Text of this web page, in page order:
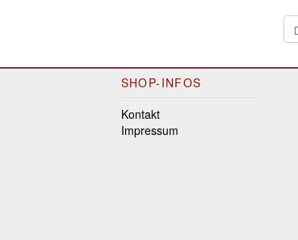
SHOP-INFOS
Kontakt
Impressum